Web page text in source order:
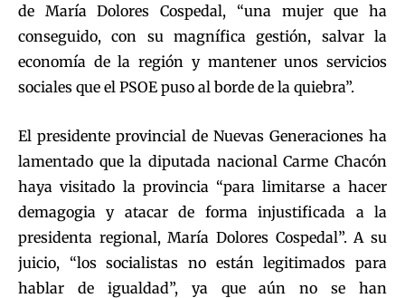
de María Dolores Cospedal, “una mujer que ha
conseguido, con su magnífica gestión, salvar la
economía de la región y mantener unos servicios
sociales que el PSOE puso al borde de la quiebra”.
El presidente provincial de Nuevas Generaciones ha
lamentado que la diputada nacional Carme Chacón
haya visitado la provincia “para limitarse a hacer
demagogia y atacar de forma injustificada a la
presidenta regional, María Dolores Cospedal”. A su
juicio, “los socialistas no están legitimados para
hablar de igualdad”, ya que aún no se han